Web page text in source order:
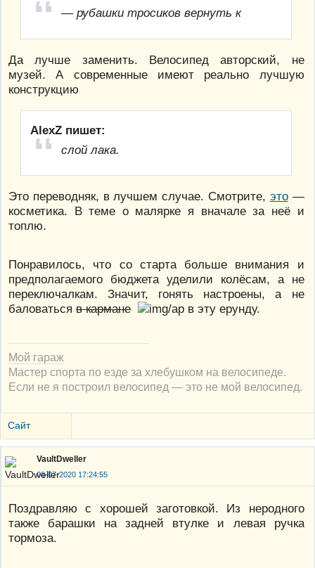
— рубашки тросиков вернуть к
Да лучше заменить. Велосипед авторский, не
музей. А современные имеют реально лучшую
конструкцию
AlexZ пишет:
слой лака.
Это переводняк, в лучшем случае. Смотрите, это—
косметика. В теме о малярке я вначале за неё и
топлю.
Понравилось, что со старта больше внимания и
предполагаемого бюджета уделили колёсам, а не
переключалкам. Значит, гонять настроены, а не
баловаться в кармане в эту ерунду.
Мой гараж
Мастер спорта по езде за хлебушком на велосипеде.
Если не я построил велосипед — это не мой велосипед.
Сайт
VaultDweller
08-07-2020 17:24:55
Поздравляю с хорошей заготовкой. Из неродного
также барашки на задней втулке и левая ручка
тормоза.